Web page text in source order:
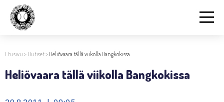
Etusivu > Uutiset> Heliövaara tällä viikolla Bangkokissa
Heliövaara tällä viikolla Bangkokissa